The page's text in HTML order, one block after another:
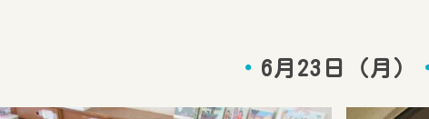
6月23日（月）